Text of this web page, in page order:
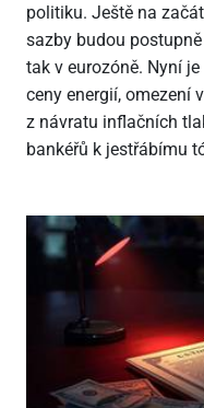
politiku. Ještě na
sazby budou
tak v eurozóně. Nyní
ceny energií, omezení
z návratu inflačních
bankéřů k jestřábímu